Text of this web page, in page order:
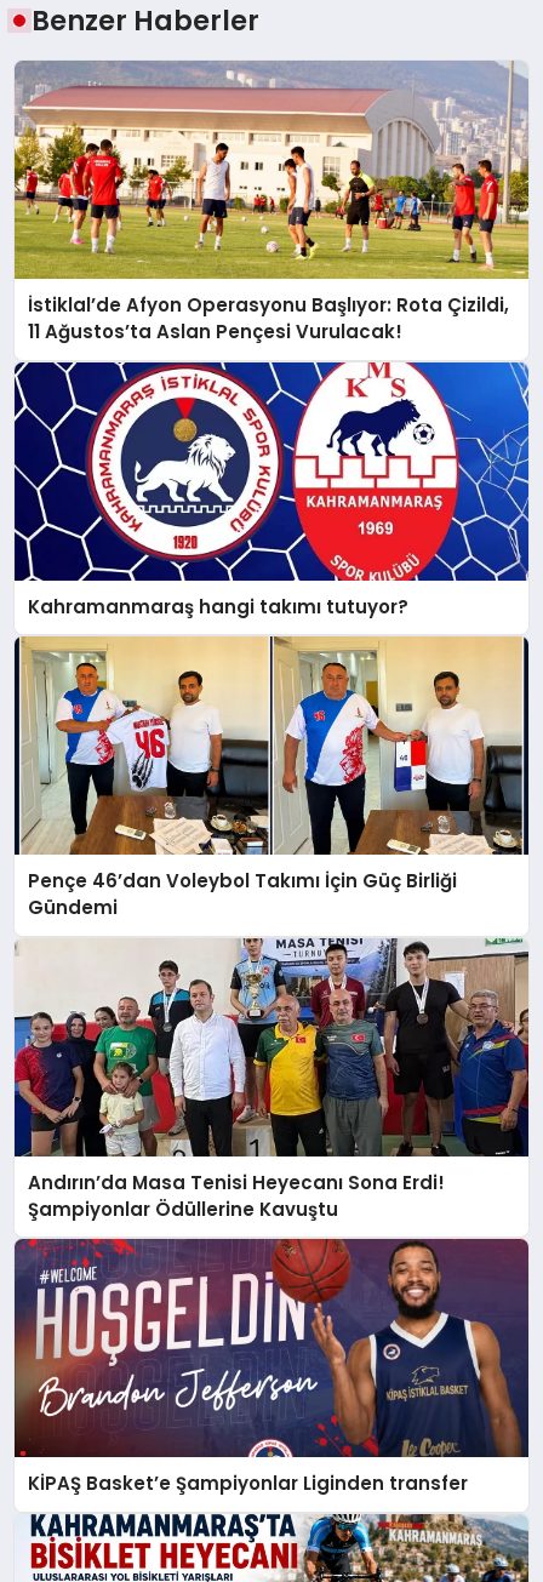
Benzer Haberler
İstiklal’de Afyon Operasyonu Başlıyor: Rota Çizildi,
11 Ağustos’ta Aslan Pençesi Vurulacak!
Kahramanmaraş hangi takımı tutuyor?
Pençe 46’dan Voleybol Takımı İçin Güç Birliği
Gündemi
Andırın’da Masa Tenisi Heyecanı Sona Erdi!
Şampiyonlar Ödüllerine Kavuştu
KİPAŞ Basket’e Şampiyonlar Liginden transfer